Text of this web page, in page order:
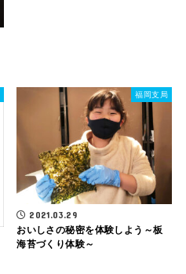
福岡支局
2021.03.29
おいしさの秘密を体験しよう～板
海苔づくり体験～